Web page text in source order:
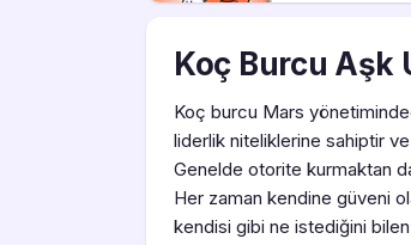
Koç Burcu Aşk
Koç burcu Mars
liderlik niteliklerine sahiptir
Genelde otorite kurmaktan
Her zaman kendine güveni
kendisi gibi ne istediğini bilen